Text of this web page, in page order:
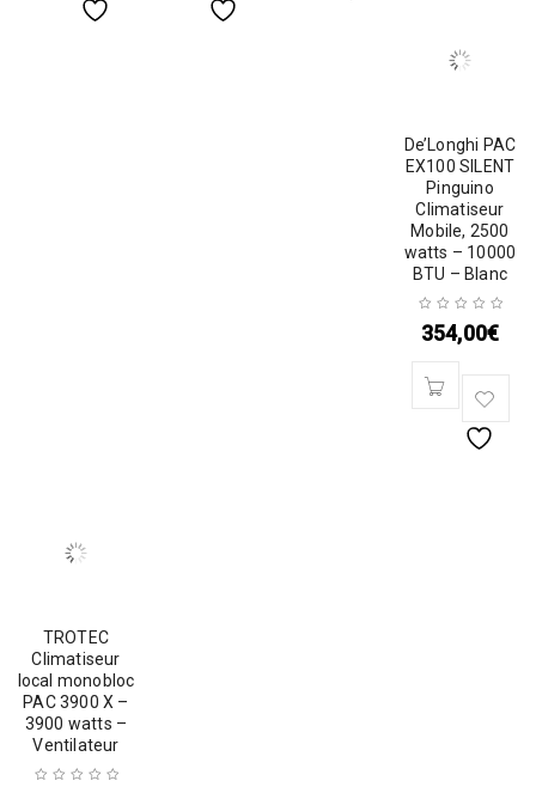
De’Longhi PAC
EX100 SILENT
Pinguino
Climatiseur
Mobile, 2500
watts – 10000
BTU – Blanc
354,00€
TROTEC
Climatiseur
local monobloc
PAC 3900 X –
3900 watts –
Ventilateur